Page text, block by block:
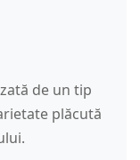
de un tip
plăcută